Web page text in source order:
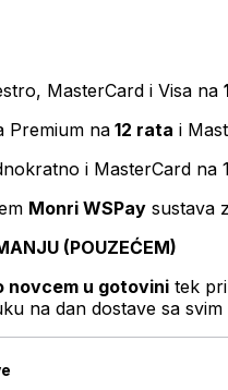
MasterCard i Visa na
Premium na 12 rata i
i MasterCard na
Monri WSPay sustava
(POUZEĆEM)
novcem u gotovini tek
na dan dostave sa svim